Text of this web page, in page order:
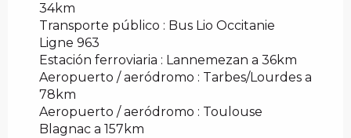
34km
Transporte público : Bus Lio Occitanie
Ligne 963
Estación ferroviaria : Lannemezan a 36km
Aeropuerto / aeródromo : Tarbes/Lourdes a
78km
Aeropuerto / aeródromo : Toulouse
Blagnac a 157km